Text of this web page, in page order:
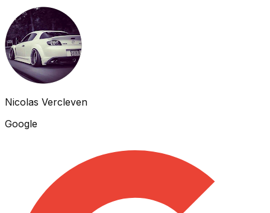
Nicolas Vercleven
Google